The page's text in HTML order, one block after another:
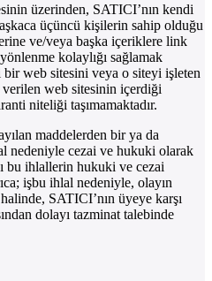
üzerinden, SATICI’nın kendi
üçüncü kişilerin sahip olduğu
ve/veya başka içeriklere link
kolaylığı sağlamak
web sitesini veya o siteyi işleten
web sitesinin içerdiği
niteliği taşımamaktadır.
maddelerden bir ya da
nedeniyle cezai ve hukuki olarak
bu ihlallerin hukuki ve cezai
işbu ihlal nedeniyle, olayın
SATICI’nın üyeye karşı
dolayı tazminat talebinde